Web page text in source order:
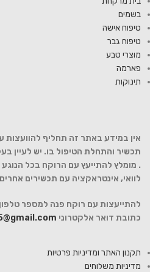
בשמים
טיפוח אישה
טיפוח גבר
מוצרי טבע
פארמה
תינוקות
אין במידע באתר זה תחליף
תכשיר והתחלת הטיפול בו. יש לעיין
. מומלץ להתייעץ עם הרוקח בכל
לוואי, אינטראקציה עם תכשירים
כתובת דואר אלקטרוני
תקנון האתר ומדיניות פרטיות
מדיניות משלוחים